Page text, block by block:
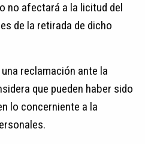
no afectará a la licitud del
de la retirada de dicho
reclamación ante la
que pueden haber sido
lo concerniente a la